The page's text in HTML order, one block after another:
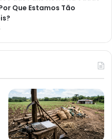
Que Estamos Tão